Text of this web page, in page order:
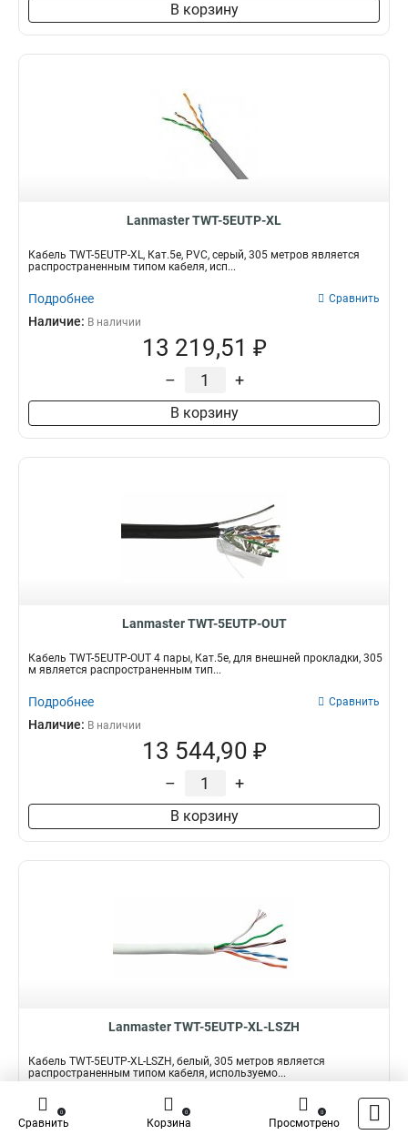
В корзину
Lanmaster TWT-5EUTP-XL
Кабель TWT-5EUTP-XL, Кат.5e, PVC, серый, 305 метров является
распространенным типом кабеля, исп...
Подробнее Сравнить
Наличие: В наличии
13 219,51 ₽
– +
В корзину
Lanmaster TWT-5EUTP-OUT
Кабель TWT-5EUTP-OUT 4 пары, Кат.5е, для внешней прокладки, 305
м является распространенным тип...
Подробнее Сравнить
Наличие: В наличии
13 544,90 ₽
– +
В корзину
Lanmaster TWT-5EUTP-XL-LSZH
Кабель TWT-5EUTP-XL-LSZH, белый, 305 метров является
распространенным типом кабеля, используемо...
Подробнее Сравнить
Наличие:
Сравнить
0
Корзина
0
Просмотрено
0